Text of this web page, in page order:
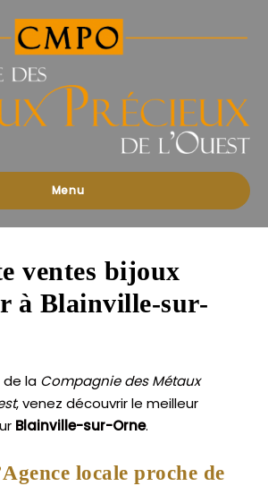
Menu
ventes bijoux
à Blainville-sur-
de la Compagnie des Métaux
, venez découvrir le meilleur
Blainville-sur-Orne.
locale proche de